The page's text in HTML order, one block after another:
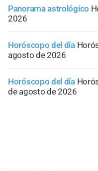
Panorama astrológico
2026
Horóscopo del día
agosto de 2026
Horóscopo del día
de agosto de 2026